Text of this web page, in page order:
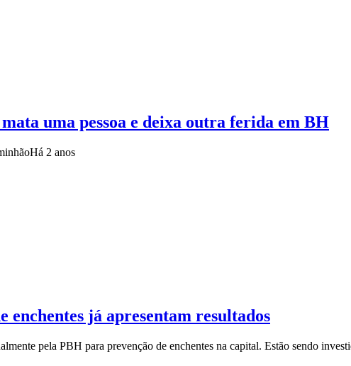
uma pessoa e deixa outra ferida em BH
Há 2 anos
enchentes já apresentam resultados
pela PBH para prevenção de enchentes na capital. Estão sendo